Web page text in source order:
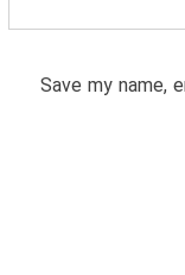
Save my name,